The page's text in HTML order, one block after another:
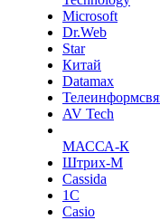
Microsoft
Dr.Web
Star
Китай
Datamax
AV Tech
МАССА-К
Штрих-М
Cassida
1С
Casio